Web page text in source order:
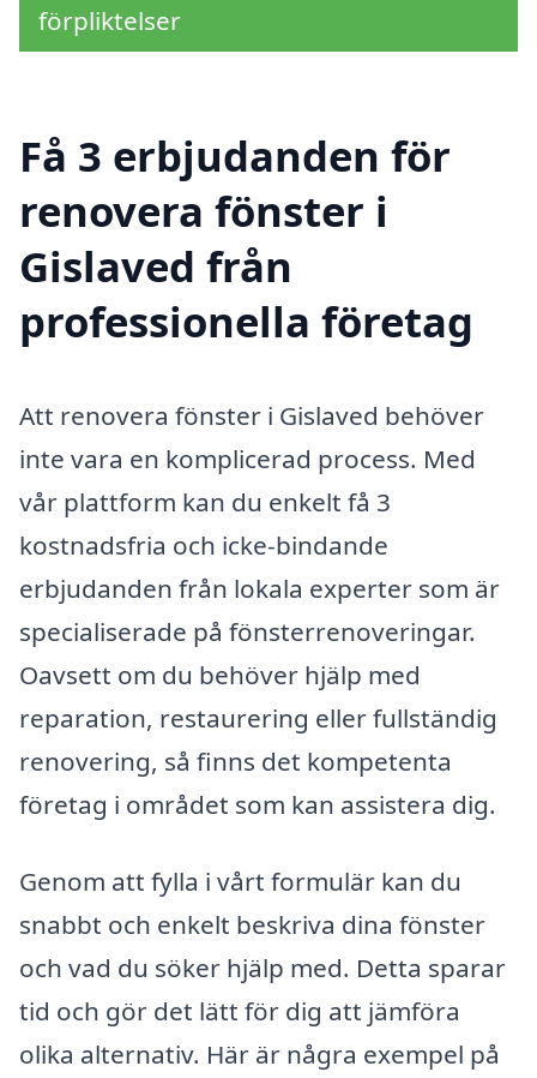
förpliktelser
Få 3 erbjudanden för
renovera fönster i
Gislaved från
professionella företag
Att renovera fönster i Gislaved behöver
inte vara en komplicerad process. Med
vår plattform kan du enkelt få 3
kostnadsfria och icke-bindande
erbjudanden från lokala experter som är
specialiserade på fönsterrenoveringar.
Oavsett om du behöver hjälp med
reparation, restaurering eller fullständig
renovering, så finns det kompetenta
företag i området som kan assistera dig.
Genom att fylla i vårt formulär kan du
snabbt och enkelt beskriva dina fönster
och vad du söker hjälp med. Detta sparar
tid och gör det lätt för dig att jämföra
olika alternativ. Här är några exempel på